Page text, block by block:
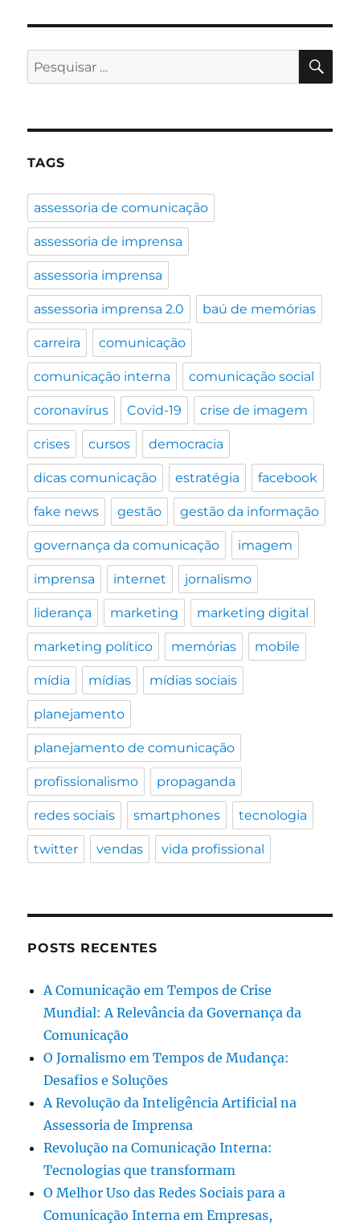
existe
na
Pesquisar
por:
TAGS
assessoria de comunicação
assessoria de imprensa
assessoria imprensa
assessoria imprensa 2.0 baú de memórias
carreira comunicação
comunicação interna comunicação social
coronavírus Covid-19 crise de imagem
crises cursos democracia
dicas comunicação estratégia facebook
fake news gestão gestão da informação
governança da comunicação imagem
imprensa internet jornalismo
liderança marketing marketing digital
marketing político memórias mobile
mídia mídias mídias sociais
planejamento
planejamento de comunicação
profissionalismo propaganda
redes sociais smartphones tecnologia
twitter vendas vida profissional
POSTS RECENTES
A Comunicação em Tempos de Crise
Mundial: A Relevância da Governança da
Comunicação
O Jornalismo em Tempos de Mudança:
Desafios e Soluções
A Revolução da Inteligência Artificial na
Assessoria de Imprensa
Revolução na Comunicação Interna:
Tecnologias que transformam
O Melhor Uso das Redes Sociais para a
Comunicação Interna em Empresas,